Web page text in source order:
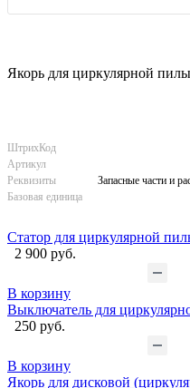
Якорь для циркулярной
ШтрихКод
Артикул
Реквизиты
Запасные части и
Базовая единица
Статор для циркулярной
2 900 руб.
В корзину
Выключатель для
250 руб.
В корзину
Якорь для дисковой